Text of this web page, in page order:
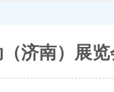
济南）展览